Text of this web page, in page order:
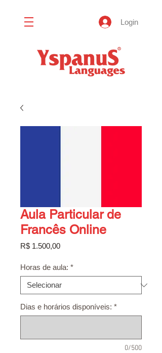
Login
Aula Particular de
Francês Online
R$ 1.500,00Preço
Horas de aula: *
Dias e horários disponíveis: *
0/500